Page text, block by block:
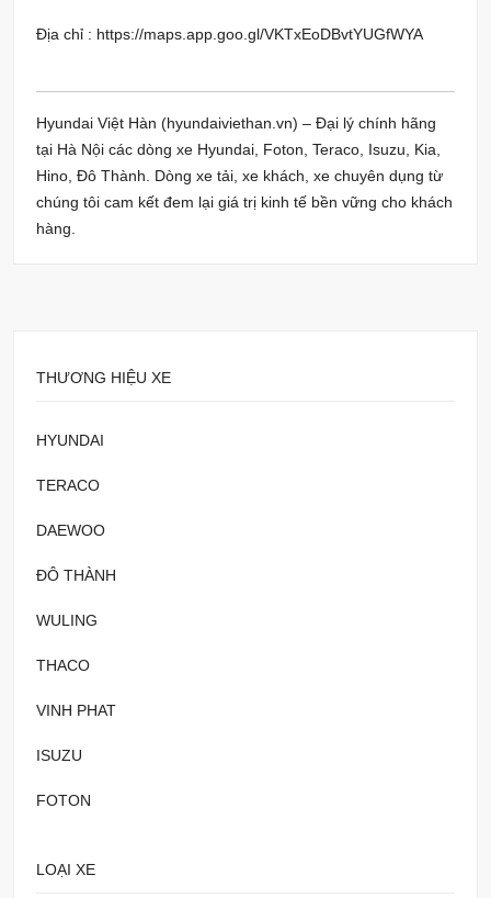
Địa chỉ : https://maps.app.goo.gl/VKTxEoDBvtYUGfWYA
Hyundai Việt Hàn (hyundaiviethan.vn) – Đại lý chính hãng
tại Hà Nội các dòng xe Hyundai, Foton, Teraco, Isuzu, Kia,
Hino, Đô Thành. Dòng xe tải, xe khách, xe chuyên dụng từ
chúng tôi cam kết đem lại giá trị kinh tế bền vững cho khách
hàng.
THƯƠNG HIỆU XE
HYUNDAI
TERACO
DAEWOO
ĐÔ THÀNH
WULING
THACO
VINH PHAT
ISUZU
FOTON
LOẠI XE